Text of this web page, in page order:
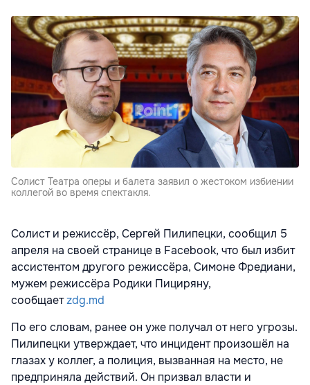
Солист Театра оперы и балета заявил о жестоком избиении
коллегой во время спектакля.
Солист и режиссёр, Сергей Пилипецки, сообщил 5
апреля на своей странице в Facebook, что был избит
ассистентом другого режиссёра, Симоне Фредиани,
мужем режиссёра Родики Пициряну,
сообщаетzdg.md
По его словам, ранее он уже получал от него угрозы.
Пилипецки утверждает, что инцидент произошёл на
глазах у коллег, а полиция, вызванная на место, не
предприняла действий. Он призвал власти и